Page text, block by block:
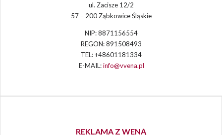
ul. Zacisze 12/2
57 – 200 Ząbkowice Śląskie
NIP: 8871156554
REGON: 891508493
TEL: +48601181334
E-MAIL:info@vvena.pl
REKLAMA Z WENĄ